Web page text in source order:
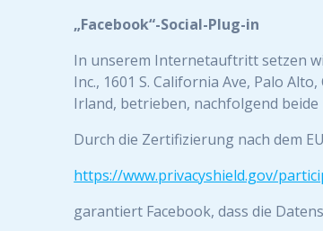
„Facebook“-Social-Plug-in
In unserem Internetauftritt setzen
Inc., 1601 S. California Ave, Palo
Irland, betrieben, nachfolgend beide
Durch die Zertifizierung nach dem
https://www.privacyshield.gov/
garantiert Facebook, dass die